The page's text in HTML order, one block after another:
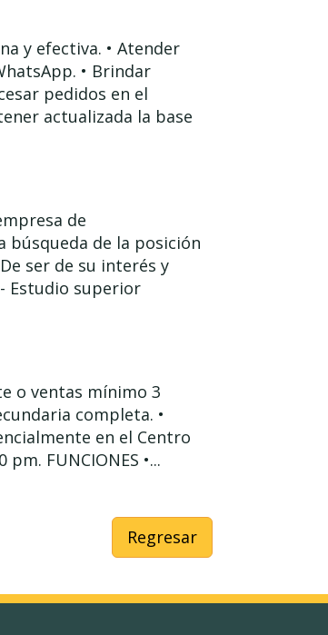
y efectiva. • Atender
• Brindar
pedidos en el
actualizada la base
de
búsqueda de la posición
De ser de su interés y
Estudio superior
o ventas mínimo 3
completa. •
en el Centro
FUNCIONES •...
Regresar